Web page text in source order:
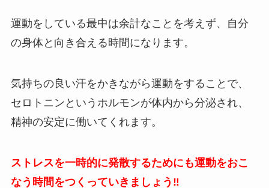
運動をしている最中は余計なことを考えず、自分
の身体と向き合える時間になります。
気持ちの良い汗をかきながら運動をすることで、
セロトニンというホルモンが体内から分泌され、
精神の安定に働いてくれます。
ストレスを一時的に発散するためにも運動をおこ
なう時間をつくっていきましょう‼️